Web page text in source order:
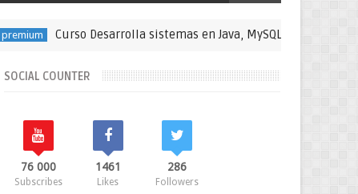
Curso Desarrolla sistemas en Java, MySQL, DAO, POO, Swing, 3
SOCIAL COUNTER
76 000
Subscribes
1461
Likes
286
Followers